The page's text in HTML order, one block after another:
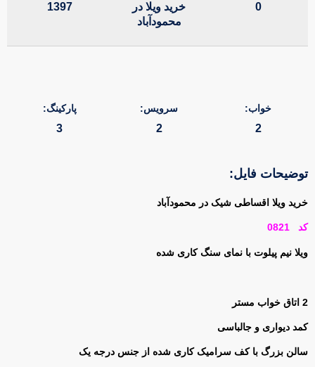
0
خرید ویلا در
محمودآباد
1397
خواب:
2
سرویس:
2
پارکینگ:
3
توضیحات فایل:
خرید ویلا اقساطی شیک در محمودآباد
کد 0821
ویلا نیم پیلوت با نمای سنگ کاری شده
2 اتاق خواب مستر
کمد دیواری و جالباسی
سالن بزرگ با کف سرامیک کاری شده از جنس درجه یک